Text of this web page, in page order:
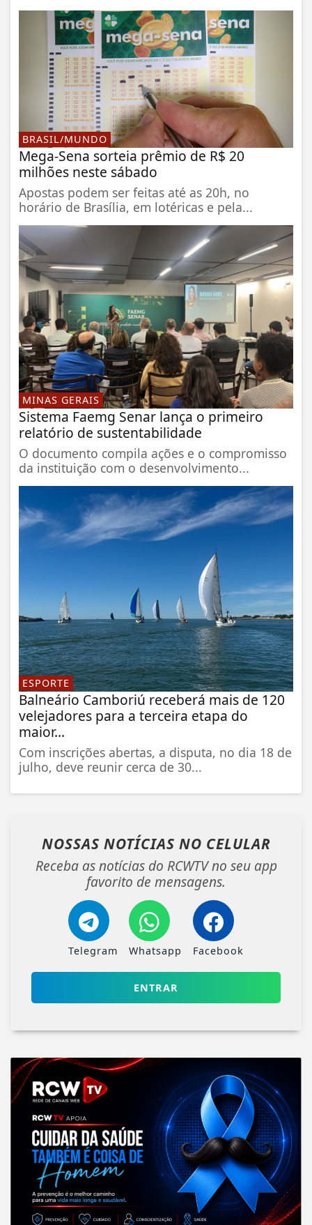
BRASIL/MUNDO
Mega-Sena sorteia prêmio de R$ 20
milhões neste sábado
Apostas podem ser feitas até as 20h, no
horário de Brasília, em lotéricas e pela...
MINAS GERAIS
Sistema Faemg Senar lança o primeiro
relatório de sustentabilidade
O documento compila ações e o compromisso
da instituição com o desenvolvimento...
ESPORTE
Balneário Camboriú receberá mais de 120
velejadores para a terceira etapa do
maior...
Com inscrições abertas, a disputa, no dia 18 de
julho, deve reunir cerca de 30...
NOSSAS NOTÍCIAS NO CELULAR
Receba as notícias do RCWTV no seu app
favorito de mensagens.
Telegram Whatsapp Facebook
ENTRAR